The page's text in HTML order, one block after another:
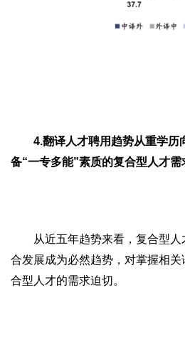
4.翻译人才聘用趋势从重学历
备“一专多能”素质的复合型人才需
从近五年趋势来看，复合型人
合发展成为必然趋势，对掌握相
合型人才的需求迫切。